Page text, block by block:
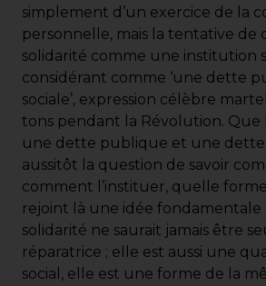
simplement d’un exercice de la
personnelle, mais la tentative de
solidarité comme une institution
considérant comme ‘une dette
sociale’, expression célèbre
tons pendant la Révolution. Que
une dette publique et une dette
aussitôt la question de savoir
comment l’instituer, quelle
rejoint là une idée fondamentale
solidarité ne saurait jamais être
réparatrice ; elle est aussi une
social, elle est une forme de la